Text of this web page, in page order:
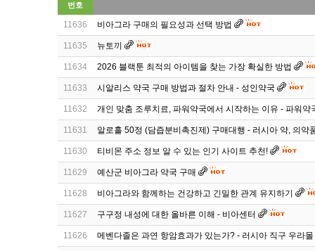
번호
11636 비아그라 구매의 필요성과 선택 방법
11635 뉴토끼
11634 2026 블랙툰 최적의 아이템을 찾는 가장 확실한 방법
11633 시알리스 약국 구매 방법과 절차 안내 - 성인약국
11632 개인 맞춤 조루치료, 파워약국에서 시작하는 이유 - 파워약
11631 알로홀 50정 (담즙분비촉진제) 구매대행 - 러시아 약, 의약
11630 티비몬 주소 정보 알 수 있는 인기 사이트 추천!
11629 예산군 비아그라 약국 구매
11628 비아그라와 함께하는 건강하고 긴밀한 관계 유지하기
11627 구구정 내성에 대한 올바른 이해 - 비아센터
11626 메벤다졸은 과연 항암효과가 있는가? - 러시아 직구 우라